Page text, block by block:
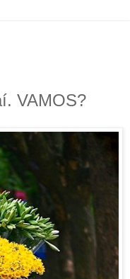
VAMOS?